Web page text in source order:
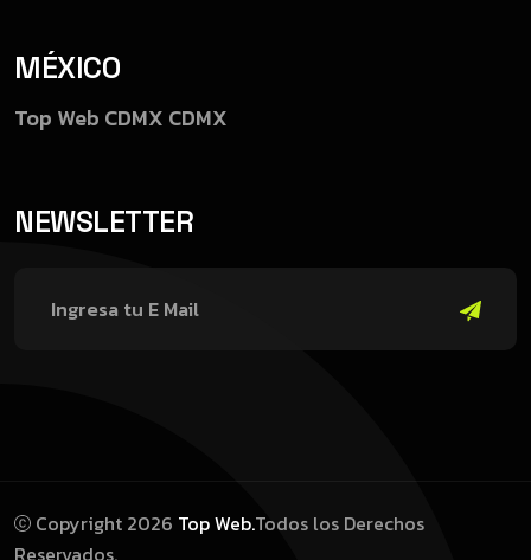
MÉXICO
Top Web CDMX CDMX
NEWSLETTER
Copyright 2026 Top Web.Todos los Derechos
Reservados.